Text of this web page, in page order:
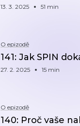
13. 3. 2025 51 min
O epizodě
141: Jak SPIN
27. 2. 2025 15 min
O epizodě
140: Proč vaše